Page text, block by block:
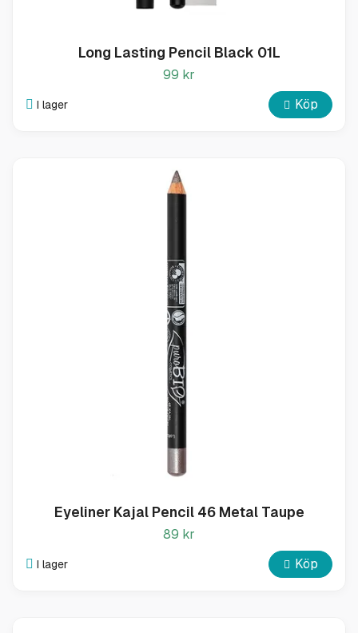
Long Lasting Pencil Black 01L
99 kr
I lager Köp
Eyeliner Kajal Pencil 46 Metal Taupe
89 kr
I lager Köp